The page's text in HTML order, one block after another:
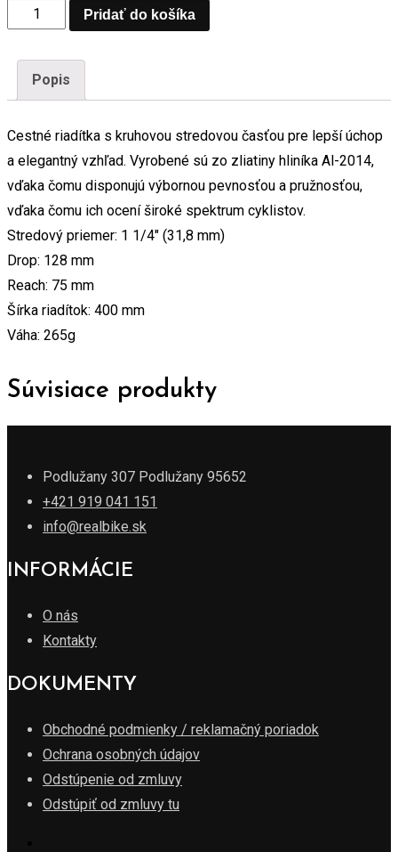
PRO
PLT
COMPACT
množstvo
Pridať do košíka
Popis
Cestné riadítka s kruhovou stredovou časťou pre lepší úchop
a elegantný vzhľad. Vyrobené sú zo zliatiny hliníka Al-2014,
vďaka čomu disponujú výbornou pevnosťou a pružnosťou,
vďaka čomu ich ocení široké spektrum cyklistov.
Stredový priemer: 1 1/4″ (31,8 mm)
Drop: 128 mm
Reach: 75 mm
Šírka riadítok: 400 mm
Váha: 265g
Súvisiace produkty
Podlužany 307 Podlužany 95652
+421 919 041 151
info@realbike.sk
INFORMÁCIE
O nás
Kontakty
DOKUMENTY
Obchodné podmienky / reklamačný poriadok
Ochrana osobných údajov
Odstúpenie od zmluvy
Odstúpiť od zmluvy tu